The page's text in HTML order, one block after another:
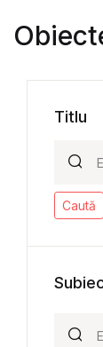
Titlu
Caută